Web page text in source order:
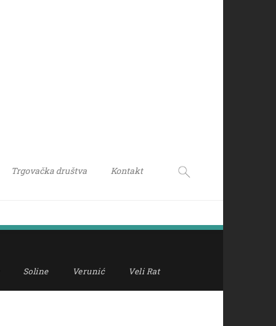
Trgovačka društva Kontakt
Soline Verunić Veli Rat